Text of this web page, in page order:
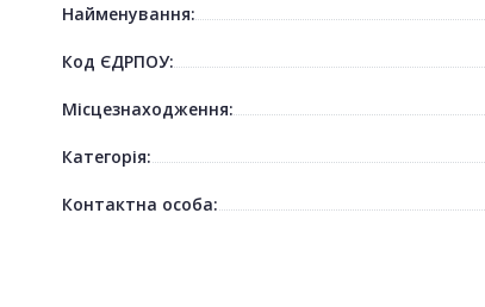
Найменування:
Код ЄДРПОУ:
Місцезнаходження:
Категорія:
Контактна особа: